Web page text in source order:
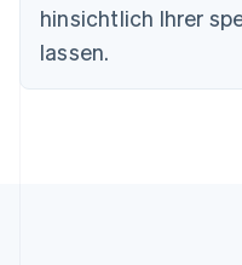
hinsichtlich Ihrer
lassen.
English
Festlandchina